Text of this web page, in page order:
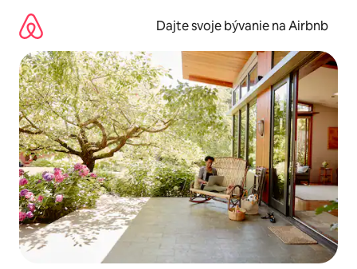
obsah.
Dajte svoje bývanie na Airbnb